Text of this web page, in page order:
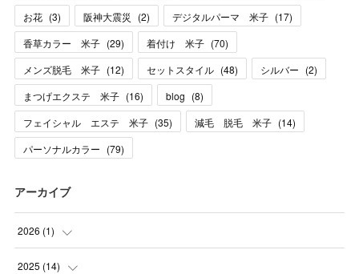
お花 (3) 阪神大震災 (2) デジタルパーマ 米子 (17)
香草カラー 米子 (29) 着付け 米子 (70)
メンズ脱毛 米子 (12) セットスタイル (48) シルバー (2)
まつげエクステ 米子 (16) blog (8)
フェイシャル エステ 米子 (35) 減毛 脱毛 米子 (14)
パーソナルカラー (79)
アーカイブ
2026 (1)
(1
2025 (14)